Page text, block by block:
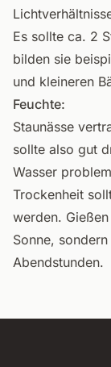
Es sollte ca. 2
bilden sie
und kleineren
Feuchte:
Staunässe
sollte also gut
Wasser
Trockenheit
werden.
Sonne,
Abendstunden.